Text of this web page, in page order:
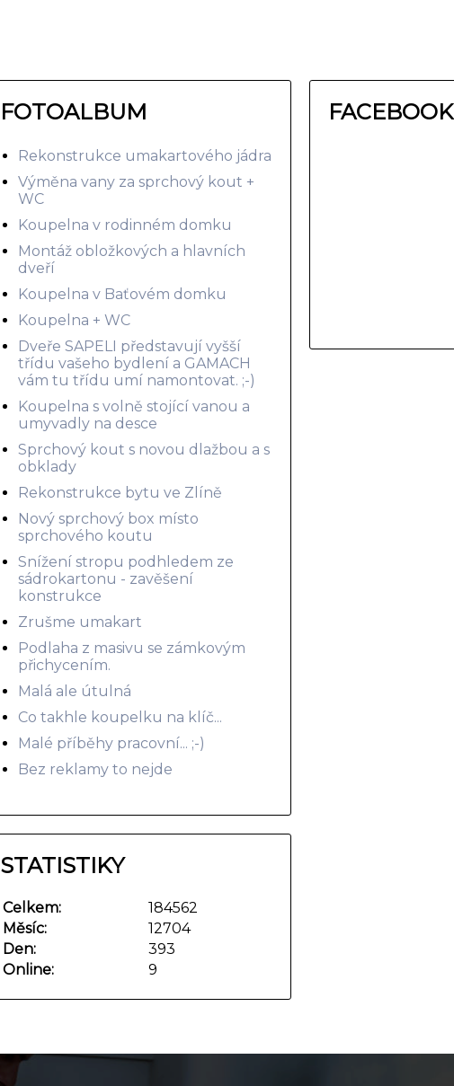
FOTOALBUM
Rekonstrukce umakartového jádra
Výměna vany za sprchový kout +
WC
Koupelna v rodinném domku
Montáž obložkových a hlavních
dveří
Koupelna v Baťovém domku
Koupelna + WC
Dveře SAPELI představují vyšší
třídu vašeho bydlení a GAMACH
vám tu třídu umí namontovat. ;-)
Koupelna s volně stojící vanou a
umyvadly na desce
Sprchový kout s novou dlažbou a s
obklady
Rekonstrukce bytu ve Zlíně
Nový sprchový box místo
sprchového koutu
Snížení stropu podhledem ze
sádrokartonu - zavěšení
konstrukce
Zrušme umakart
Podlaha z masivu se zámkovým
přichycením.
Malá ale útulná
Co takhle koupelku na klíč...
Malé příběhy pracovní... ;-)
Bez reklamy to nejde
FACEBOOK
STATISTIKY
Online: 9
Celkem:
184562
Měsíc:
12704
Den:
393